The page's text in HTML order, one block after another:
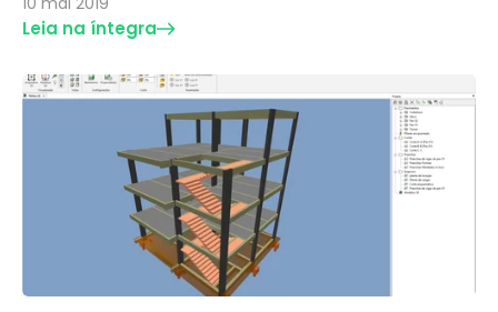
Leia na íntegra